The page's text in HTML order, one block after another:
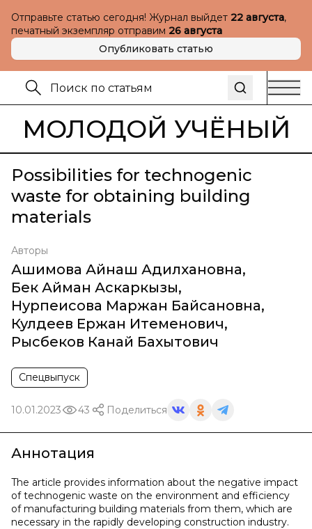
Отправьте статью сегодня! Журнал выйдет 22 августа,
печатный экземпляр отправим 26 августа
Опубликовать статью
МОЛОДОЙ УЧЁНЫЙ
Possibilities for technogenic
waste for obtaining building
materials
Авторы
Ашимова Айнаш Адилхановна,
Бек Айман Аскаркызы,
Нурпеисова Маржан Байсановна,
Кулдеев Ержан Итеменович,
Рысбеков Канай Бахытович
Спецвыпуск
10.01.2023 43 Поделиться
Аннотация
The article provides information about the negative impact
of technogenic waste on the environment and efficiency
of manufacturing building materials from them, which are
necessary in the rapidly developing construction industry.